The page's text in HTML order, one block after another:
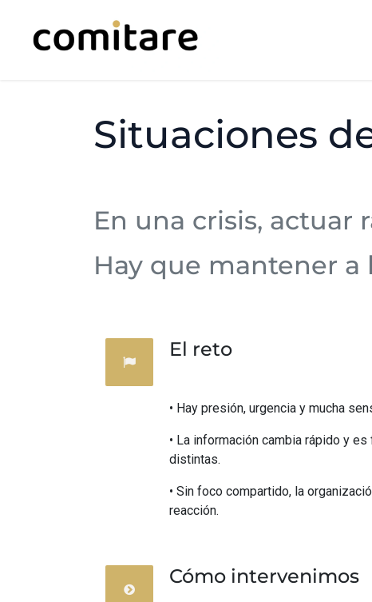
Situaciones
En una crisis, actuar
Hay que mantener a
El reto
• Hay presión, urgencia y mucha
• La información cambia rápido y
distintas.
• Sin foco compartido, la
reacción.
Cómo intervenimos